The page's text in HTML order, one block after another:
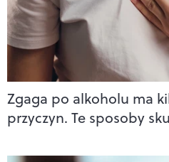
Zgaga po alkoholu ma
przyczyn. Te sposoby